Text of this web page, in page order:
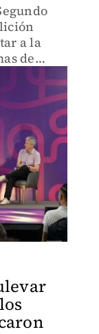
a la
de
civiles.